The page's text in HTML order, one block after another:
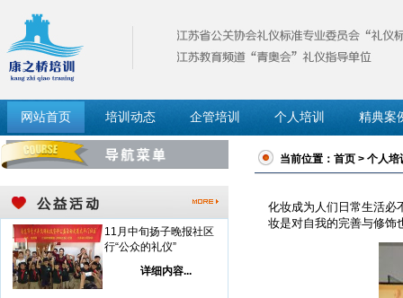
网站首页 培训动态 企管培训 个人培训 精典案
11月中旬扬子晚报社区
行“公众的礼仪”
详细内容...
当前位置： 首页 > 个人培
化妆成为人们日常生活必
妆是对自我的完善与修饰